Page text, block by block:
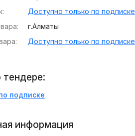
Доступно только по подписке
г.Алматы
Доступно только по подписке
подписке
информация